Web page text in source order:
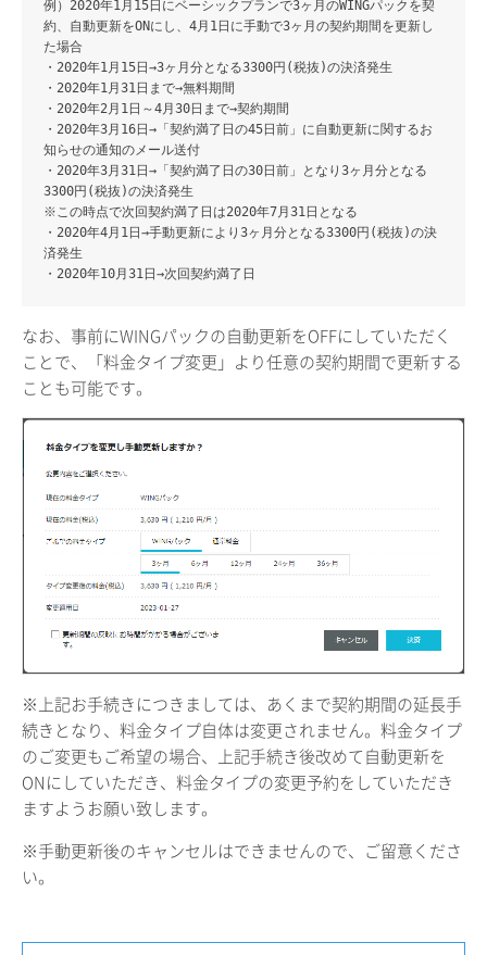
例）2020年1月15日にベーシックプランで3ヶ月のWINGパックを契
約、自動更新をONにし、4月1日に手動で3ヶ月の契約期間を更新し
た場合
・2020年1月15日→3ヶ月分となる3300円(税抜)の決済発生
・2020年1月31日まで→無料期間
・2020年2月1日～4月30日まで→契約期間
・2020年3月16日→「契約満了日の45日前」に自動更新に関するお
知らせの通知のメール送付
・2020年3月31日→「契約満了日の30日前」となり3ヶ月分となる
3300円(税抜)の決済発生
※この時点で次回契約満了日は2020年7月31日となる
・2020年4月1日→手動更新により3ヶ月分となる3300円(税抜)の決
済発生
・2020年10月31日→次回契約満了日
なお、事前にWINGパックの自動更新をOFFにしていただく
ことで、「料金タイプ変更」より任意の契約期間で更新する
ことも可能です。
※上記お手続きにつきましては、あくまで契約期間の延長手
続きとなり、料金タイプ自体は変更されません。料金タイプ
のご変更もご希望の場合、上記手続き後改めて自動更新を
ONにしていただき、料金タイプの変更予約をしていただき
ますようお願い致します。
※手動更新後のキャンセルはできませんので、ご留意くださ
い。